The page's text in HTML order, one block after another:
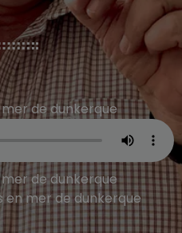
de dunkerque
de dunkerque
en mer de dunkerque